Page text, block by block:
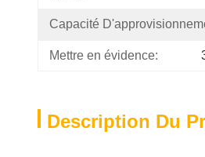
Capacité
Mettre en évidence:
Description Du